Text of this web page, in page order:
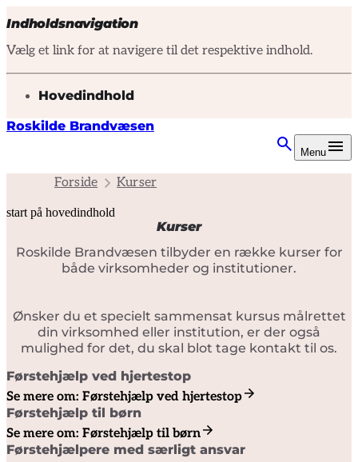
Indholdsnavigation
Vælg et link for at navigere til det respektive indhold.
gå til
Hovedindhold
Roskilde Brandvæsen
Menu
Forside Kurser
start på hovedindhold
Kurser
Roskilde Brandvæsen tilbyder en række kurser for
både virksomheder og institutioner.
Ønsker du et specielt sammensat kursus målrettet
din virksomhed eller institution, er der også
mulighed for det, du skal blot tage kontakt til os.
senest opdateret 17. marts 2025
Førstehjælp ved hjertestop
Se mere om: Førstehjælp ved hjertestop
Førstehjælp til børn
Se mere om: Førstehjælp til børn
Førstehjælpere med særligt ansvar